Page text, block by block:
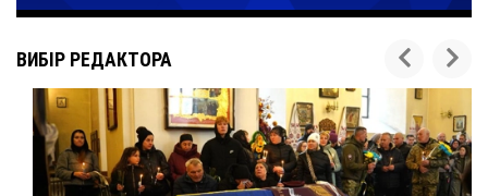
ВИБІР РЕДАКТОРА